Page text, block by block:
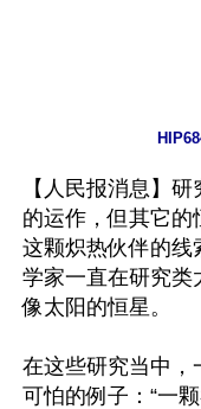
【人民报消息】
的运作，但其它的
这颗炽热伙伴的线
学家一直在研究类
像太阳的恒星。
在这些研究当中，
可怕的例子：“一